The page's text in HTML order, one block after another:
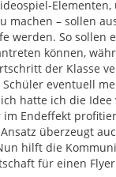
machen – sollen
werden. So sollen
können,
der Klasse
Schüler eventuell
hatte ich die
im Endeffekt
überzeugt
hilft die
für einen